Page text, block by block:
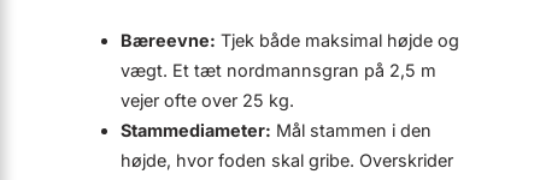
Bæreevne: Tjek både maksimal højde og
vægt. Et tæt nordmannsgran på 2,5 m
vejer ofte over 25 kg.
Stammediameter: Mål stammen i den
højde, hvor foden skal gribe. Overskrider